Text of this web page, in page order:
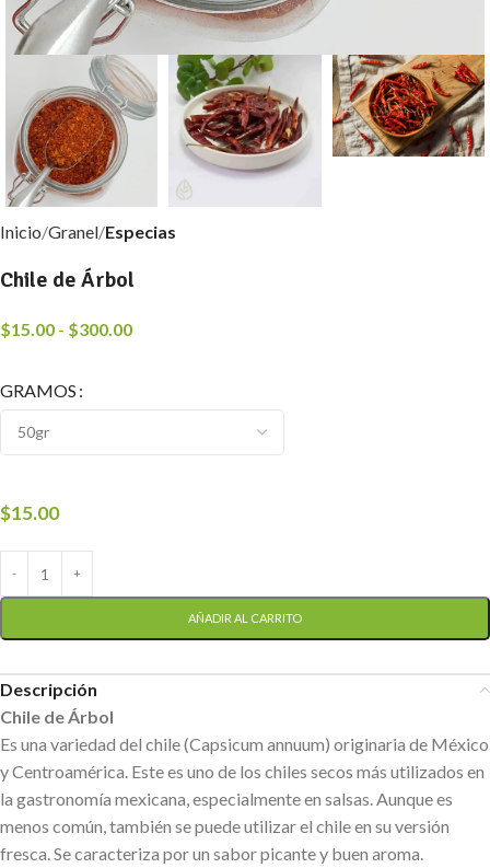
Inicio Granel Especias
Chile de Árbol
$15.00 - $300.00
GRAMOS
$15.00
AÑADIR AL CARRITO
Descripción
Chile de Árbol
Es una variedad del chile (Capsicum annuum) originaria de México
y Centroamérica. Este es uno de los chiles secos más utilizados en
la gastronomía mexicana, especialmente en salsas. Aunque es
menos común, también se puede utilizar el chile en su versión
fresca. Se caracteriza por un sabor picante y buen aroma.